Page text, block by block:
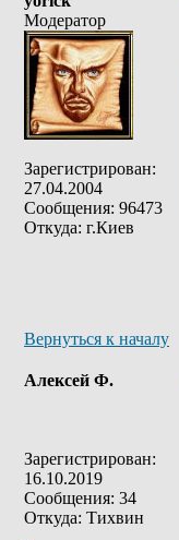
Модератор
Зарегистрирован:
27.04.2004
Сообщения: 96473
Откуда: г.Киев
Вернуться к началу
Алексей Ф.
Зарегистрирован:
16.10.2019
Сообщения: 34
Откуда: Тихвин